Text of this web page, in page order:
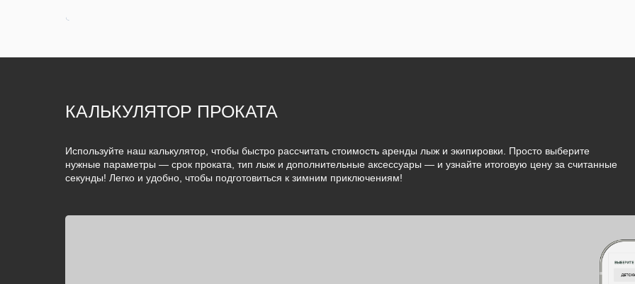
КАЛЬКУЛЯТОР ПРОКАТА
Используйте наш калькулятор, чтобы быстро рассчитать стоимость аренды лыж и экипировки. Просто выберите
нужные параметры — срок проката, тип лыж и дополнительные аксессуары — и узнайте итоговую цену за считанные
секунды! Легко и удобно, чтобы подготовиться к зимним приключениям!